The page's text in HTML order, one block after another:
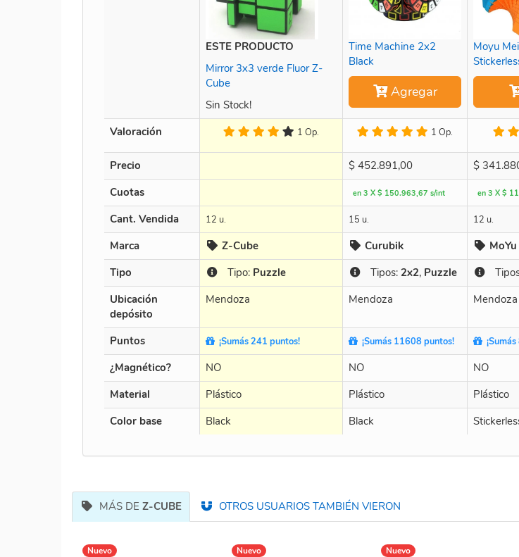
ESTE PRODUCTO
Mirror 3x3 verde Fluor Z-
Cube
Sin Stock!
Time Machine 2x2
Black
Agregar
Moyu
Valoración 1 Op. 1 Op.
Precio $ 452.891,00 $
Cuotas
en 3 X $ 150.963,67 s/int en 3 X $
Cant. Vendida 12 u. 15 u. 12 u.
Marca Z-Cube Curubik MoYu
Tipo
Tipo: Puzzle Tipos: 2x2, Puzzle
Ubicación
depósito
Mendoza Mendoza Mendoza
Puntos ¡Sumás 241 puntos! ¡Sumás 11608 puntos!
¿Magnético? NO NO NO
Material
Plástico Plástico Plástico
Color base
Black Black
MÁS DE Z-CUBE OTROS USUARIOS TAMBIÉN VIERON
Nuevo Nuevo Nuevo